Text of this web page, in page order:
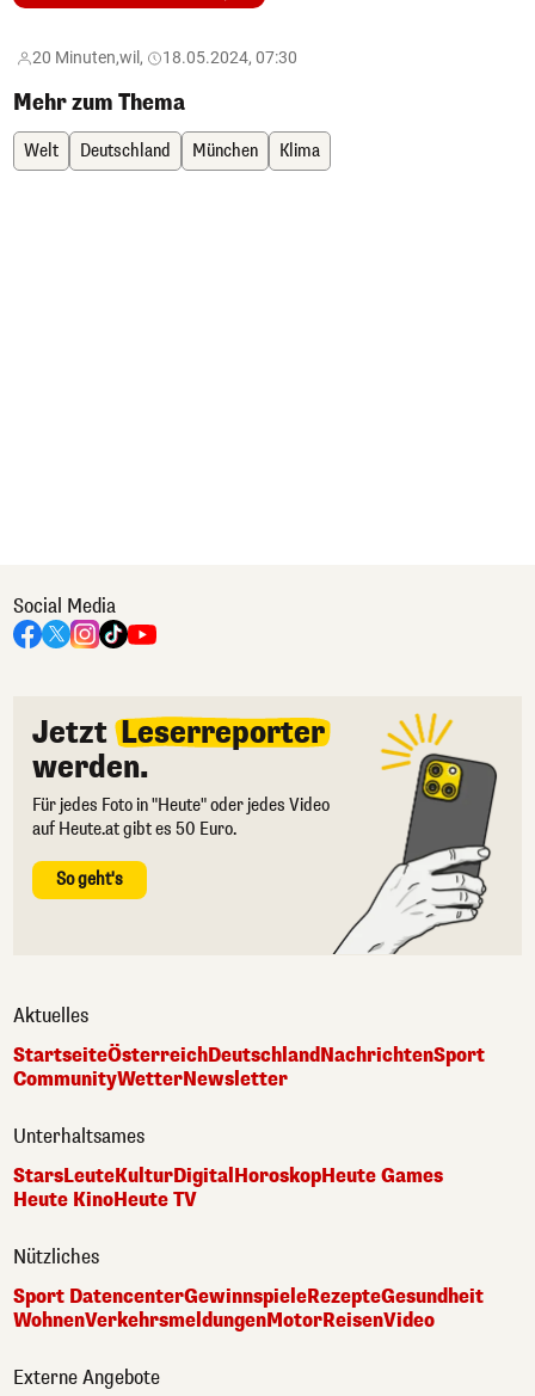
20 Minuten,wil, 18.05.2024, 07:30
Mehr zum Thema
Welt Deutschland München Klima
Social Media
Jetzt Leserreporter
werden.
Für jedes Foto in "Heute" oder jedes Video
auf Heute.at gibt es 50 Euro.
So geht's
Aktuelles
StartseiteÖsterreichDeutschlandNachrichtenSport
CommunityWetterNewsletter
Unterhaltsames
StarsLeuteKulturDigitalHoroskopHeute Games
Heute KinoHeute TV
Nützliches
Sport DatencenterGewinnspieleRezepteGesundheit
WohnenVerkehrsmeldungenMotorReisenVideo
Externe Angebote